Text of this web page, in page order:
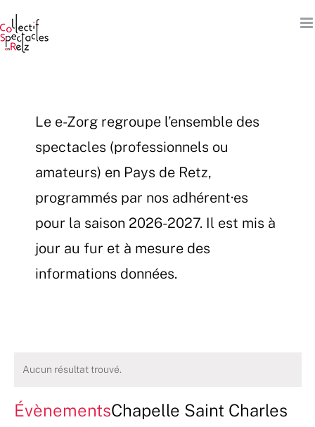
au
contenu
Le e-Zorg regroupe l’ensemble des
spectacles (professionnels ou
amateurs) en Pays de Retz,
programmés par nos adhérent·es
pour la saison 2026-2027. Il est mis à
jour au fur et à mesure des
informations données.
Aucun résultat trouvé.
ÉvènementsChapelle Saint Charles